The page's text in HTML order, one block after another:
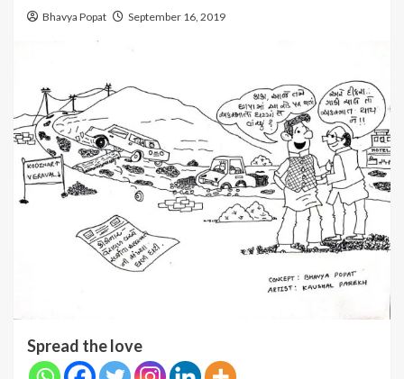
Bhavya Popat September 16, 2019
Spread the love